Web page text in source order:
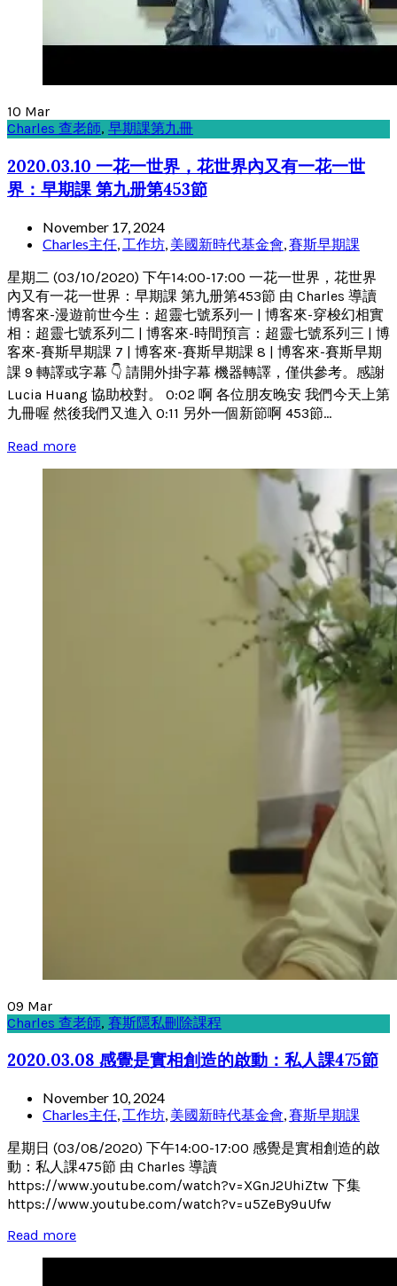
10 Mar
Charles 查老師, 早期課第九冊
2020.03.10 一花一世界，花世界內又有一花一世
界：早期課 第九册第453節
November 17, 2024
Charles主任 工作坊 美國新時代基金會 賽斯早期課
星期二 (03/10/2020) 下午14:00-17:00 一花一世界，花世界
內又有一花一世界：早期課 第九册第453節 由 Charles 導讀
博客來-漫遊前世今生：超靈七號系列一 | 博客來-穿梭幻相實
相：超靈七號系列二 | 博客來-時間預言：超靈七號系列三 | 博
客來-賽斯早期課 7 | 博客來-賽斯早期課 8 | 博客來-賽斯早期
課 9 轉譯或字幕 👇 請開外掛字幕 機器轉譯，僅供參考。感謝
Lucia Huang 協助校對。 0:02 啊 各位朋友晚安 我們今天上第
九冊喔 然後我們又進入 0:11 另外一個新節啊 453節...
Read more
09 Mar
Charles 查老師, 賽斯隱私刪除課程
2020.03.08 感覺是實相創造的啟動：私人課475節
November 10, 2024
Charles主任, 工作坊, 美國新時代基金會,賽斯早期課
星期日 (03/08/2020) 下午14:00-17:00 感覺是實相創造的啟
動：私人課475節 由 Charles 導讀
https://www.youtube.com/watch?v=XGnJ2UhiZtw 下集
https://www.youtube.com/watch?v=u5ZeBy9uUfw
Read more